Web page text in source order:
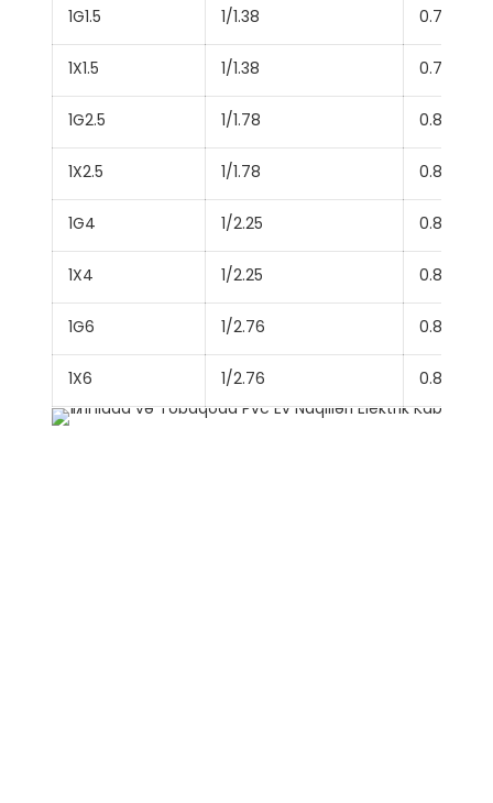
1G1.5 1/1.38 0.7
1X1.5 1/1.38 0.7
1G2.5 1/1.78 0.8
1X2.5 1/1.78 0.8
1G4 1/2.25 0.8
1X4 1/2.25 0.8
1G6 1/2.76 0.8
1X6 1/2.76 0.8